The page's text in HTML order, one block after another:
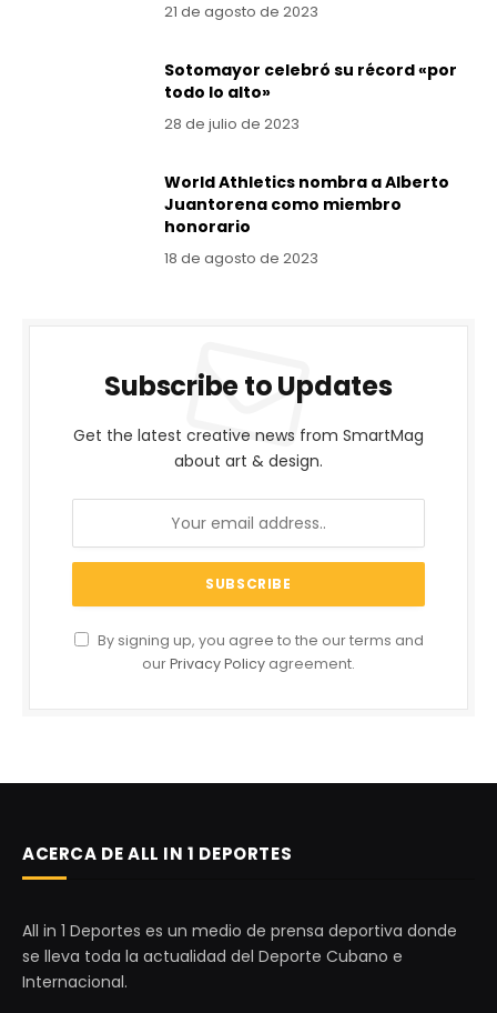
21 de agosto de 2023
Sotomayor celebró su récord «por
todo lo alto»
28 de julio de 2023
World Athletics nombra a Alberto
Juantorena como miembro
honorario
18 de agosto de 2023
Subscribe to Updates
Get the latest creative news from SmartMag
about art & design.
By signing up, you agree to the our terms and
ourPrivacy Policy agreement.
ACERCA DE ALL IN 1 DEPORTES
All in 1 Deportes es un medio de prensa deportiva donde
se lleva toda la actualidad del Deporte Cubano e
Internacional.